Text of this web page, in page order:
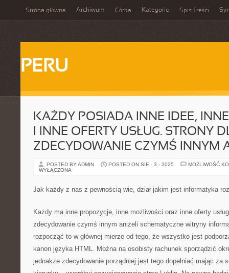
Strona główna Archiwum Córka Kategorie Spis Treści
PERU
KAŻDY POSIADA INNE IDEE,
I INNE OFERTY USŁUG. STRONY
ZDECYDOWANIE CZYMŚ INNYM
POSTED BY ADMIN POSTED ON SIE - 3 - 2025
MOŻLIWOŚĆ
WYŁĄCZONA
Jak każdy z nas z pewnością wie, dział jakim jest informatyka
Każdy ma inne propozycje, inne możliwości oraz inne oferty
zdecydowanie czymś innym aniżeli schematyczne witryny
rozpocząć to w głównej mierze od tego, że wszystko jest
kanon języka HTML. Można na osobisty rachunek sporządzić
jednakże zdecydowanie porządniej jest tego dopełniać mając za